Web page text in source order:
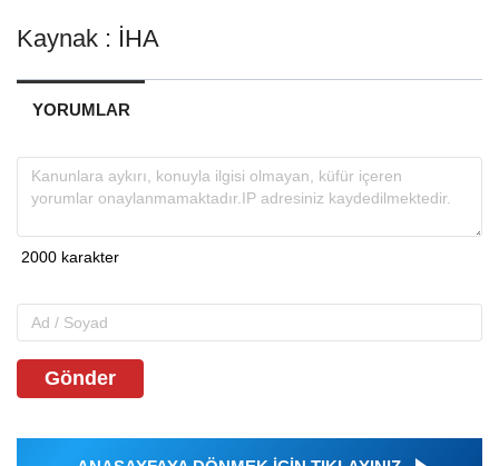
Kaynak : İHA
YORUMLAR
Gönder